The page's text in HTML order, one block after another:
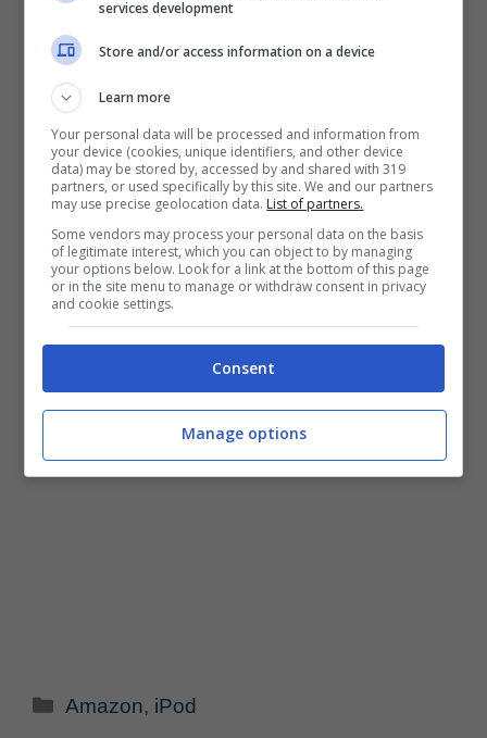
Categorie
Amazon, iPod
services development
Store and/or access information on a device
Learn more
Your personal data will be processed and information from
your device (cookies, unique identifiers, and other device
data) may be stored by, accessed by and shared with 319
partners, or used specifically by this site. We and our partners
may use precise geolocation data. List of partners.
Some vendors may process your personal data on the basis
of legitimate interest, which you can object to by managing
your options below. Look for a link at the bottom of this page
or in the site menu to manage or withdraw consent in privacy
and cookie settings.
Consent
Manage options